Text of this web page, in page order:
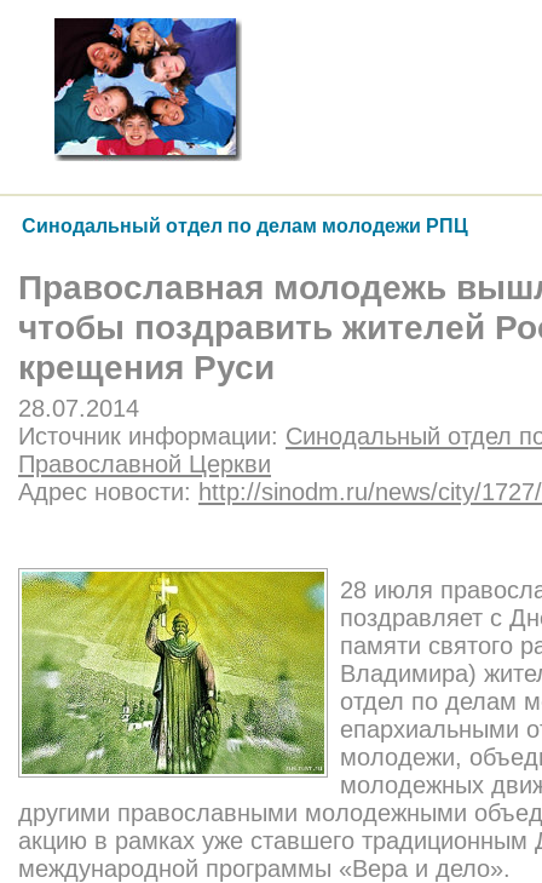
Синодальный отдел по делам молодежи РПЦ
Православная молодежь
чтобы поздравить жителей
крещения Руси
28.07.2014
Источник информации: Синодальный отдел
Православной Церкви
Адрес новости: http://sinodm.ru/news/city/1727/
28 июля
поздравляет с
памяти святого
Владимира)
отдел по делам
епархиальными
молодежи,
молодежных
другими православными молодежными
акцию в рамках уже ставшего традиционным
международной программы «Вера и дело».